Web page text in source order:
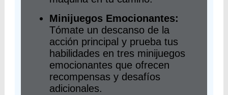
Minijuegos Emocionantes:
Tómate un descanso de la
acción principal y prueba tus
habilidades en tres minijuegos
emocionantes que ofrecen
recompensas y desafíos
adicionales.